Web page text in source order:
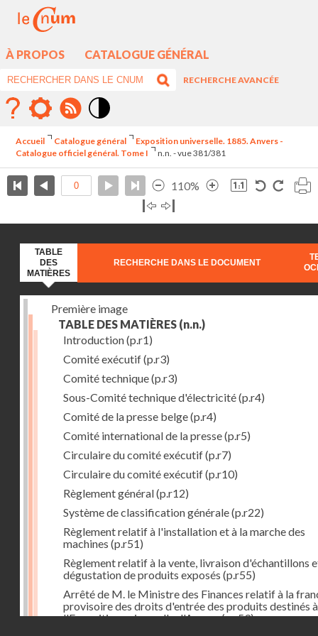
À PROPOS CATALOGUE GÉNÉRAL
RECHERCHE AVANCÉE
élévé
Accueil Catalogue général
Exposition universelle. 1885. Anvers -
Catalogue officiel général. Tome I
n.n. - vue 381/381
110%
TABLE
DES
MATIÈRES
RECHERCHE DANS LE DOCUMENT
Première image
TABLE DES MATIÈRES (n.n.)
Introduction(p.r1)
Comité exécutif(p.r3)
Comité technique(p.r3)
Sous-Comité technique d'électricité(p.r4)
Comité de la presse belge(p.r4)
Comité international de la presse(p.r5)
Circulaire du comité exécutif(p.r7)
Circulaire du comité exécutif(p.r10)
Règlement général(p.r12)
Système de classification générale(p.r22)
Règlement relatif à l'installation et à la marche des
machines (p.r51)
Règlement relatif à la vente, livraison d'échantillons
dégustation de produits exposés (p.r55)
Arrêté de M. le Ministre des Finances relatif à la
provisoire des droits d'entrée des produits destinés à
l'Exposition universelle d'Anvers(p.r59)